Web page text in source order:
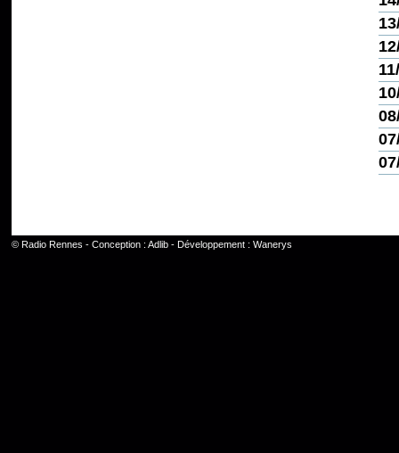
© Radio Rennes - Conception : Adlib- Développement : Wanerys